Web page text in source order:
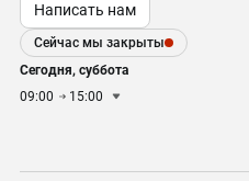
Написать нам
Сейчас мы закрыты
Сегодня, суббота
09:00
15:00